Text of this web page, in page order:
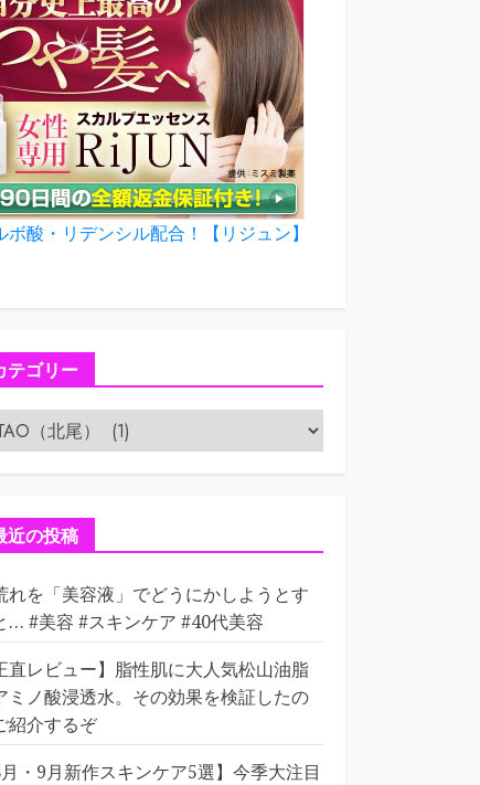
ボ酸・リデンシル配合！【リジュン】
テゴリー
近の投稿
れを「美容液」でどうにかしようとす
… #美容 #スキンケア #40代美容
直レビュー】脂性肌に大人気松山油脂
ミノ酸浸透水。その効果を検証したの
紹介するぞ
月・9月新作スキンケア5選】今季大注目